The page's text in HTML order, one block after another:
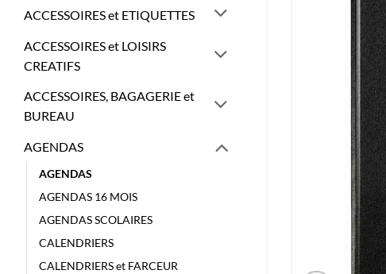
ACCESSOIRES et ETIQUETTES
ACCESSOIRES et LOISIRS
CREATIFS
ACCESSOIRES, BAGAGERIE et
BUREAU
AGENDAS
AGENDAS
AGENDAS 16 MOIS
AGENDAS SCOLAIRES
CALENDRIERS
CALENDRIERS et FARCEUR